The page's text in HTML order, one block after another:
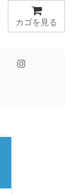
カゴを見る